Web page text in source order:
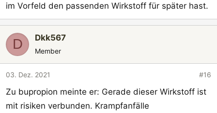
im Vorfeld den passenden Wirkstoff für später hast.
D Dkk567
Member
03. Dez. 2021 #16
Zu bupropion meinte er: Gerade dieser Wirkstoff ist
mit risiken verbunden. Krampfanfälle